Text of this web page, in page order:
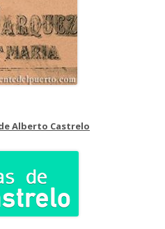
Alberto Castrelo